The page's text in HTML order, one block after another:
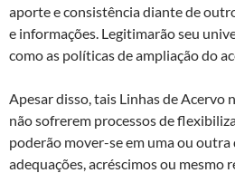
aporte e consistência diante de
e informações. Legitimarão seu
como as políticas de ampliação do
Apesar disso, tais Linhas de Acervo
não sofrerem processos de
poderão mover-se em uma ou
adequações, acréscimos ou mesmo